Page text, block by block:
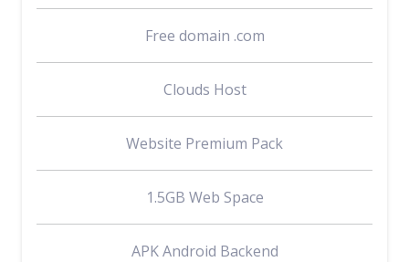
Free domain .com
Clouds Host
Website Premium Pack
1.5GB Web Space
APK Android Backend